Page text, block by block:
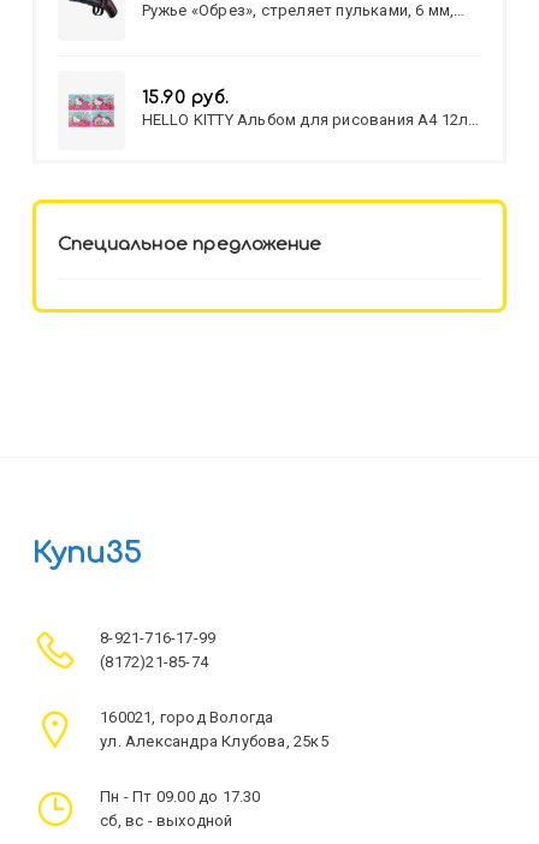
Ружье «Обрез», стреляет пульками, 6 мм,
15.90 руб.
HELLO KITTY Альбом для рисования А4 12л.
Специальное предложение
Купи35
8-921-716-17-99
(8172)21-85-74
160021, город Вологда
ул. Александра Клубова, 25к5
Пн - Пт 09.00 до 17.30
сб, вс - выходной